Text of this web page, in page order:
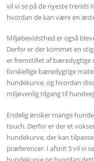
vil vi se på de nyeste trends
hvordan de kan være en
Miljøbevidsthed er også
Derfor er der kommet en
er fremstillet af bæredygtige
forskellige bæredygtige
hundekurve, og hvordan
miljøvenlig tilgang til
Endelig ønsker mange
touch. Derfor er der et
hundekurve, der kan
præferencer. I afsnit 5 vil vi